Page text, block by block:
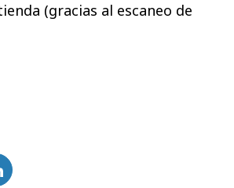
(gracias al escaneo de